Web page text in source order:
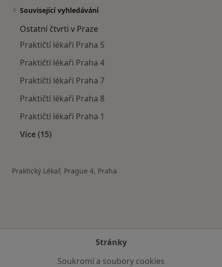
Související vyhledávání
Ostatní čtvrti v Praze
Praktičtí lékaři Praha 5
Praktičtí lékaři Praha 4
Praktičtí lékaři Praha 7
Praktičtí lékaři Praha 8
Praktičtí lékaři Praha 1
Více (15)
Praktický Lékař, Prague 4, Praha
Stránky
Soukromí a soubory cookies